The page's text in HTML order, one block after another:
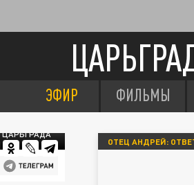
ЭФИР ФИЛЬМЫ
ОТЕЦ АНДРЕЙ: